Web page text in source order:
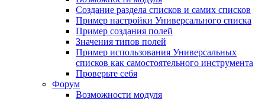
Создание раздела списков и самих списков
Пример настройки Универсального списка
Пример создания полей
Значения типов полей
Пример использования Универсальных
списков как самостоятельного инструмента
Проверьте себя
Форум
Возможности модуля